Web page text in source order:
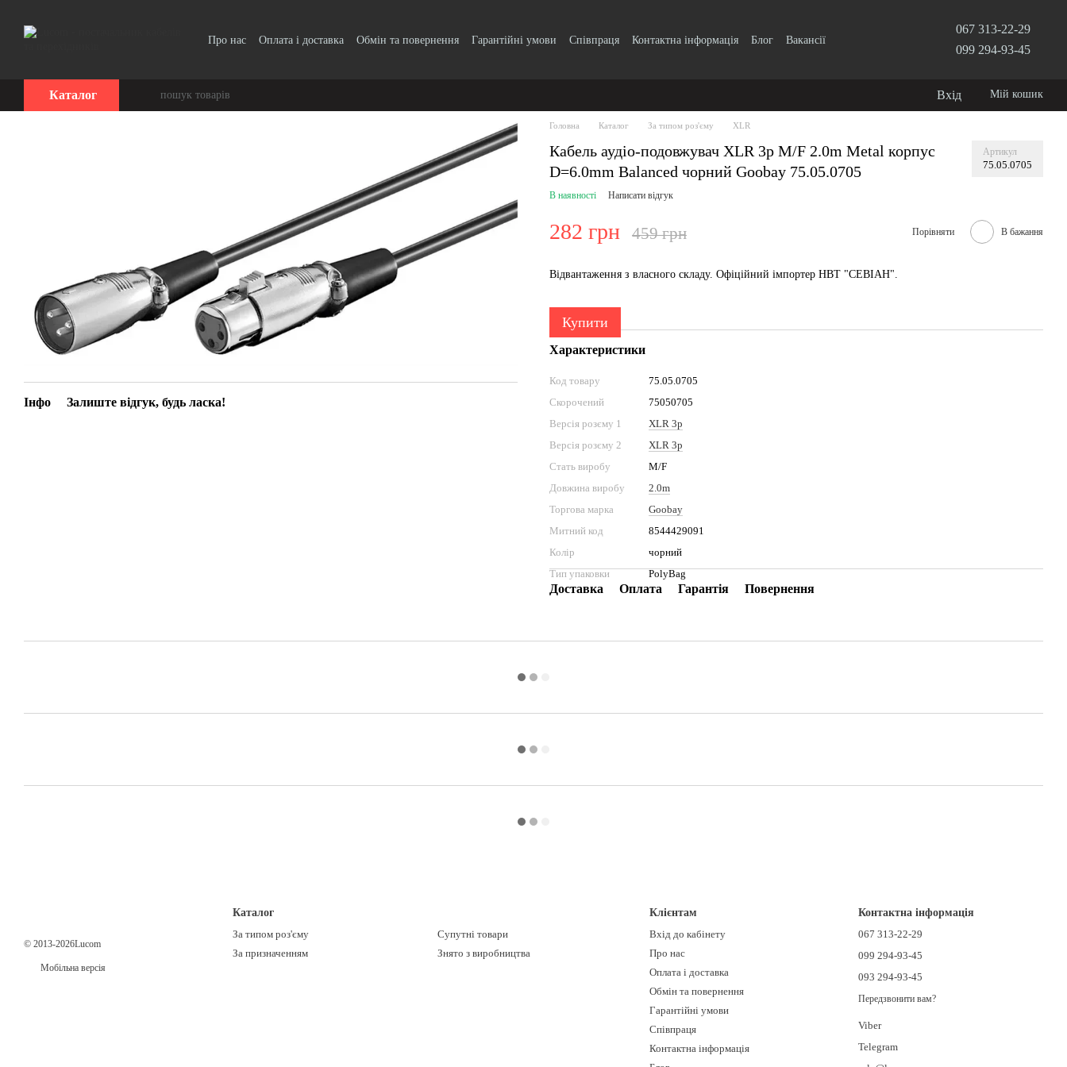
Про нас Оплата і доставка Обмін та повернення Гарантійні умови Співпраця Контактна інформація Блог
Вакансії
067 313-22-29
099 294-93-45
Каталог Вхід Мій кошик
Інфо Залиште відгук, будь ласка!
Головна Каталог За типом роз'єму XLR
Кабель аудіо-подовжувач XLR 3p M/F 2.0m Metal корпус
D=6.0mm Balanced чорний Goobay 75.05.0705
Артикул
75.05.0705
В наявності Написати відгук
282 грн 459 грн Порівняти В бажання
Відвантаження з власного складу. Офіційний імпортер НВТ "СЕВІАН".
Купити
Характеристики
Код товару
75.05.0705
Скорочений
75050705
Версія розєму 1
XLR 3p
Версія розєму 2
XLR 3p
Стать виробу
M/F
Довжина виробу
2.0m
Торгова марка
Goobay
Митний код
8544429091
Колір
чорний
Тип упаковки
PolyBag
Доставка Оплата Гарантія Повернення
© 2013-2026Lucom
Мобільна версія
Каталог
За типом роз'єму
За призначенням
Супутні товари
Знято з виробництва
Клієнтам
Вхід до кабінету
Про нас
Оплата і доставка
Обмін та повернення
Гарантійні умови
Співпраця
Контактна інформація
Контактна інформація
067 313-22-29
099 294-93-45
093 294-93-45
Передзвонити вам?
Viber
Telegram